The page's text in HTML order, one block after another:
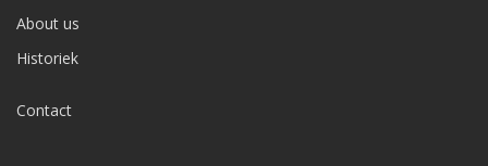
About us
Historiek
Contact